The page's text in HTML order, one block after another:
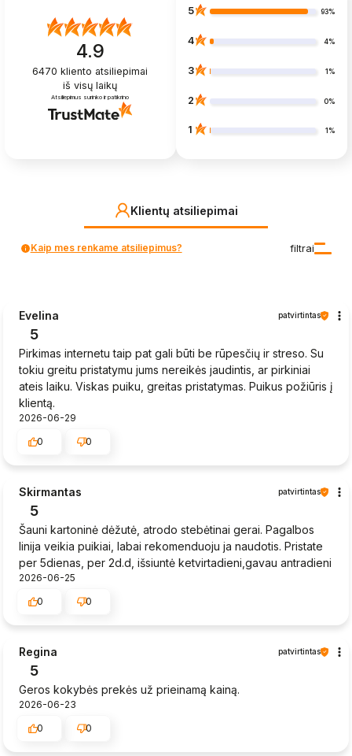
4.9
6470 kliento atsiliepimai
iš visų laikų
Atsiliepimus surinko ir patikrino
5 93%
4 4%
3 1%
2 0%
1 1%
Klientų atsiliepimai
filtrai
Kaip mes renkame atsiliepimus?
Evelina patvirtintas
5
Pirkimas internetu taip pat gali būti be rūpesčių ir streso. Su
tokiu greitu pristatymu jums nereikės jaudintis, ar pirkiniai
ateis laiku. Viskas puiku, greitas pristatymas. Puikus požiūris į
klientą.
2026-06-29
0
0
Skirmantas patvirtintas
5
Šauni kartoninė dėžutė, atrodo stebėtinai gerai. Pagalbos
linija veikia puikiai, labai rekomenduoju ja naudotis. Pristate
per 5dienas, per 2d.d, išsiuntė ketvirtadieni,gavau antradieni
2026-06-25
0
0
Regina patvirtintas
5
Geros kokybės prekės už prieinamą kainą.
2026-06-23
0
0